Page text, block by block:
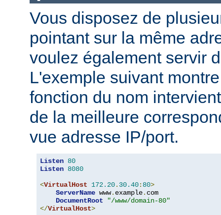
Vous disposez de
pointant sur la même
voulez également servir
L'exemple suivant
fonction du nom
de la meilleure
vue adresse IP/port.
Listen 80
Listen 8080
<VirtualHost 172.20. 30.40: 80>
ServerName www. example. com
DocumentRoot
"/www/domain-80"
</VirtualHost>